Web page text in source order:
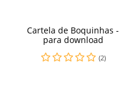
Cartela de Boquinhas -
para download
(2)